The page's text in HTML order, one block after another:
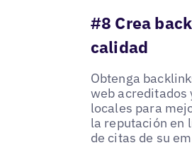
#8 Crea
calidad
Obtenga
web acreditados
locales para
la reputación en
de citas de su